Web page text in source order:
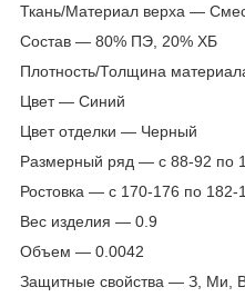
Ткань/Материал верха —
Состав — 80% ПЭ, 20% ХБ
Плотность/Толщина
Цвет — Синий
Цвет отделки — Черный
Размерный ряд — с 88-92 по
Ростовка — с 170-176 по 182-
Вес изделия — 0.9
Объем — 0.0042
Защитные свойства — З, Ми,